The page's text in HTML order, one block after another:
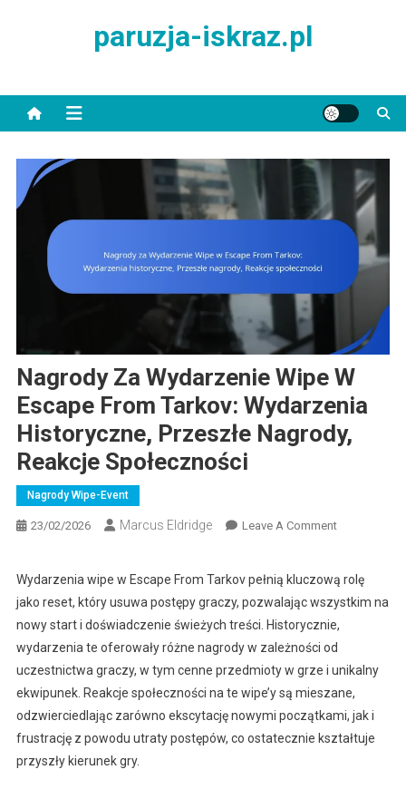
paruzja-iskraz.pl
Nagrody Za Wydarzenie Wipe W
Escape From Tarkov: Wydarzenia
Historyczne, Przeszłe Nagrody,
Reakcje Społeczności
Nagrody Wipe-Event
23/02/2026 Marcus Eldridge Leave A CommentOn
Wydarzenie
Wipe
W
Escape
From
Tarkov:
Wydarzenia
Historyczne,
Wydarzenia wipe w Escape From Tarkov pełnią kluczową rolę
jako reset, który usuwa postępy graczy, pozwalając wszystkim na
nowy start i doświadczenie świeżych treści. Historycznie,
wydarzenia te oferowały różne nagrody w zależności od
uczestnictwa graczy, w tym cenne przedmioty w grze i unikalny
ekwipunek. Reakcje społeczności na te wipe’y są mieszane,
odzwierciedlając zarówno ekscytację nowymi początkami, jak i
frustrację z powodu utraty postępów, co ostatecznie kształtuje
przyszły kierunek gry.